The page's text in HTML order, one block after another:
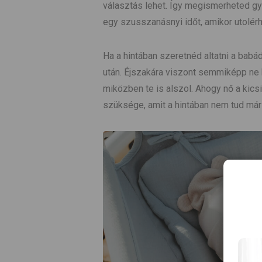
választás lehet. Így megismerheted
egy szusszanásnyi időt, amikor
Ha a hintában szeretnéd altatni a
után. Éjszakára viszont semmiképp
miközben te is alszol. Ahogy nő a
szüksége, amit a hintában nem tud